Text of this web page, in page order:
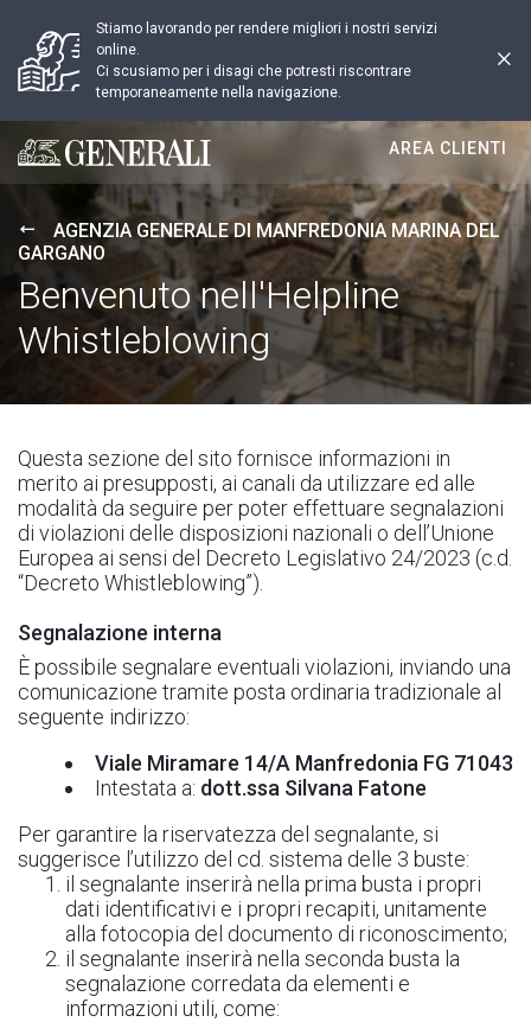
Stiamo lavorando per rendere migliori i nostri servizi
online.
Ci scusiamo per i disagi che potresti riscontrare
temporaneamente nella navigazione.
Generali logo
AREA CLIENTI
AGENZIA GENERALE DI MANFREDONIA MARINA DEL
GARGANO
Benvenuto nell'Helpline
Whistleblowing
Questa sezione del sito fornisce informazioni in
merito ai presupposti, ai canali da utilizzare ed alle
modalità da seguire per poter effettuare segnalazioni
di violazioni delle disposizioni nazionali o dell’Unione
Europea ai sensi del Decreto Legislativo 24/2023 (c.d.
“Decreto Whistleblowing”).
Segnalazione interna
È possibile segnalare eventuali violazioni, inviando una
comunicazione tramite posta ordinaria tradizionale al
seguente indirizzo:
Viale Miramare 14/A Manfredonia FG 71043
Intestata a: dott.ssa Silvana Fatone
Per garantire la riservatezza del segnalante, si
suggerisce l’utilizzo del cd. sistema delle 3 buste:
il segnalante inserirà nella prima busta i propri
dati identificativi e i propri recapiti, unitamente
alla fotocopia del documento di riconoscimento;
il segnalante inserirà nella seconda busta la
segnalazione corredata da elementi e
informazioni utili, come: